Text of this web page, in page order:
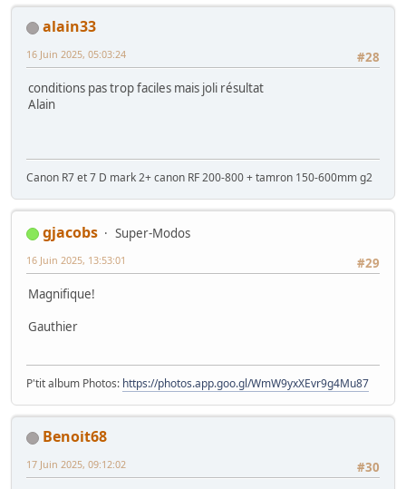
alain33
#28
16 Juin 2025, 05:03:24
conditions pas trop faciles mais joli résultat
Alain
Canon R7 et 7 D mark 2+ canon RF 200-800 + tamron 150-600mm g2
gjacobs
Super-Modos
#29
16 Juin 2025, 13:53:01
Magnifique!
Gauthier
P'tit album Photos: https://photos.app.goo.gl/WmW9yxXEvr9g4Mu87
Benoit68
#30
17 Juin 2025, 09:12:02